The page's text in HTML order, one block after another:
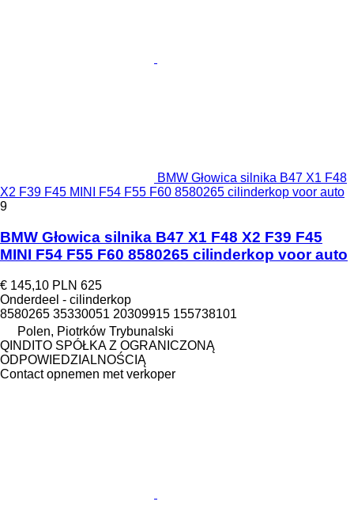
BMW Głowica silnika B47 X1 F48
X2 F39 F45 MINI F54 F55 F60 8580265 cilinderkop voor auto
9
BMW Głowica silnika B47 X1 F48 X2 F39 F45
MINI F54 F55 F60 8580265 cilinderkop voor auto
€ 145,10 PLN 625
Onderdeel - cilinderkop
8580265 35330051 20309915 155738101
Polen, Piotrków Trybunalski
QINDITO SPÓŁKA Z OGRANICZONĄ
ODPOWIEDZIALNOŚCIĄ
Contact opnemen met verkoper